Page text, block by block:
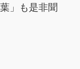
」も是非聞